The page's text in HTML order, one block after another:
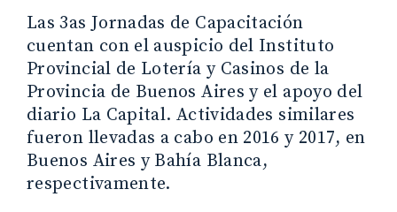
Las 3as Jornadas de Capacitación
cuentan con el auspicio del Instituto
Provincial de Lotería y Casinos de la
Provincia de Buenos Aires y el apoyo del
diario La Capital. Actividades similares
fueron llevadas a cabo en 2016 y 2017, en
Buenos Aires y Bahía Blanca,
respectivamente.